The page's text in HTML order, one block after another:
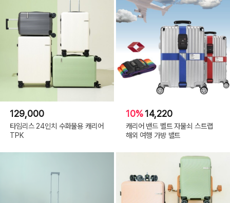
129,000
타임리스 24인치 수화물용 캐리어
TPK
10%14,220
캐리어 밴드 벨트 자물쇠 스트랩
해외 여행 가방 밸트